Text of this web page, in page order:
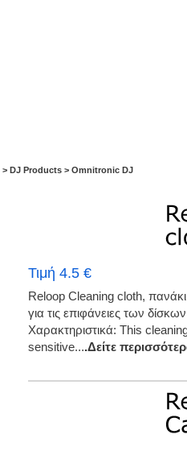
> DJ Products > Omnitronic DJ
Τιμή 4.5 €
Reloop Cleaning cloth, πανάκι
για τις επιφάνειες των
Χαρακτηριστικά: This
sensitive....Δείτε